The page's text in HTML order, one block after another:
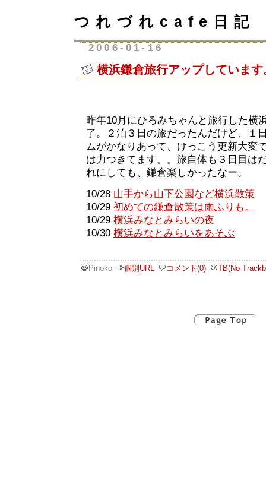
つれづれcafe日記
2006-01-16
横浜鎌倉旅行アップしています
昨年10月にひろみちゃんと旅行した横
了。２泊３日の旅だったんだけど、１
ムがかなりあって、けっこう更新大変
は力つきてます。。旅自体も３日目は
れにしても、鎌倉楽しかったなー。
10/28 山手から山下公園など横浜散策
10/29 初めての鎌倉散策は雨ふりも。
10/29 横浜みなとみらいの夜
10/30 横浜みなとみらいをあそぶ
Pinoko 個別URL コメント(0) TB(No